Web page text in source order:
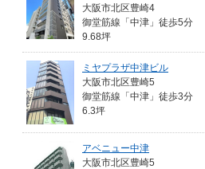
大阪市北区豊崎4
御堂筋線「中津」徒歩5分
9.68坪
ミヤプラザ中津ビル
大阪市北区豊崎5
御堂筋線「中津」徒歩3分
6.3坪
アベニュー中津
大阪市北区豊崎5